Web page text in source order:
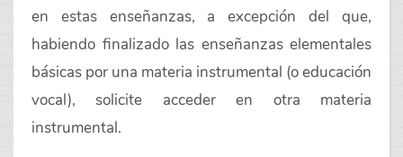
en estas enseñanzas, a excepción del que,
habiendo finalizado las enseñanzas elementales
básicas por una materia instrumental (o educación
vocal), solicite acceder en otra materia
instrumental.